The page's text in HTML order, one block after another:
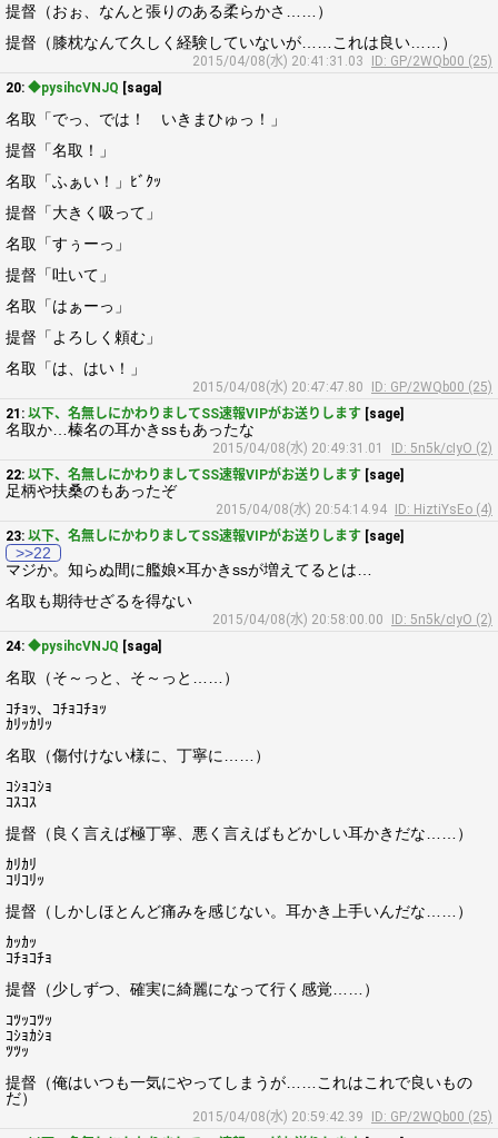
提督（おぉ、なんと張りのある柔らかさ……）
提督（膝枕なんて久しく経験していないが……これは良い……）
2015/04/08(水) 20:41:31.03
ID: GP/2WQb00 (25)
20: ◆pysihcVNJQ [saga]
名取「でっ、では！ いきまひゅっ！」
提督「名取！」
名取「ふぁい！」ﾋﾞｸｯ
提督「大きく吸って」
名取「すぅーっ」
提督「吐いて」
名取「はぁーっ」
提督「よろしく頼む」
名取「は、はい！」
2015/04/08(水) 20:47:47.80
ID: GP/2WQb00 (25)
21: 以下、名無しにかわりましてSS速報VIPがお送りします [sage]
名取か…榛名の耳かきssもあったな
2015/04/08(水) 20:49:31.01
ID: 5n5k/cIyO (2)
22: 以下、名無しにかわりましてSS速報VIPがお送りします [sage]
足柄や扶桑のもあったぞ
2015/04/08(水) 20:54:14.94
ID: HiztiYsEo (4)
23: 以下、名無しにかわりましてSS速報VIPがお送りします [sage]
>>22
マジか。知らぬ間に艦娘×耳かきssが増えてるとは…
名取も期待せざるを得ない
2015/04/08(水) 20:58:00.00
ID: 5n5k/cIyO (2)
24: ◆pysihcVNJQ [saga]
名取（そ～っと、そ～っと……）
ｺﾁｮｯ、ｺﾁｮｺﾁｮｯ
ｶﾘｯｶﾘｯ
名取（傷付けない様に、丁寧に……）
ｺｼｮｺｼｮ
ｺｽｺｽ
提督（良く言えば極丁寧、悪く言えばもどかしい耳かきだな……）
ｶﾘｶﾘ
ｺﾘｺﾘｯ
提督（しかしほとんど痛みを感じない。耳かき上手いんだな……）
ｶｯｶｯ
ｺﾁｮｺﾁｮ
提督（少しずつ、確実に綺麗になって行く感覚……）
ｺﾂｯｺﾂｯ
ｺｼｮｶｼｮ
ﾂﾂｯ
提督（俺はいつも一気にやってしまうが……これはこれで良いもの
だ）
2015/04/08(水) 20:59:42.39
ID: GP/2WQb00 (25)